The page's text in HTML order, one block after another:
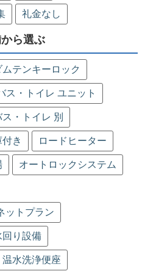
礼金なし
ら選ぶ
テンキーロック
ス・トイレ ユニット
ス・トイレ 別
き ロードヒーター
オートロックシステム
ットプラン
回り設備
温水洗浄便座